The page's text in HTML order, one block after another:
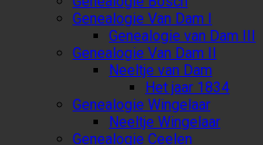
Genealogie Van Dam I
Genealogie van Dam III
Genealogie Van Dam II
Neeltje van Dam
Het jaar 1834
Genealogie Wingelaar
Neeltje Wingelaar
Genealogie Ceelen